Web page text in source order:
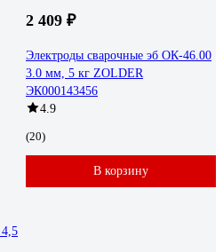
2 409 ₽
Электроды сварочные эб ОК-46.00
3.0 мм, 5 кг ZOLDER
ЭК000143456
4.9
(20)
В корзину